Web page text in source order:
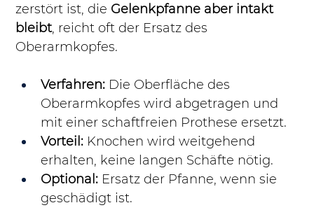
zerstört ist, die Gelenkpfanne aber intakt
bleibt, reicht oft der Ersatz des
Oberarmkopfes.
Verfahren: Die Oberfläche des
Oberarmkopfes wird abgetragen und
mit einer schaftfreien Prothese ersetzt.
Vorteil: Knochen wird weitgehend
erhalten, keine langen Schäfte nötig.
Optional: Ersatz der Pfanne, wenn sie
geschädigt ist.